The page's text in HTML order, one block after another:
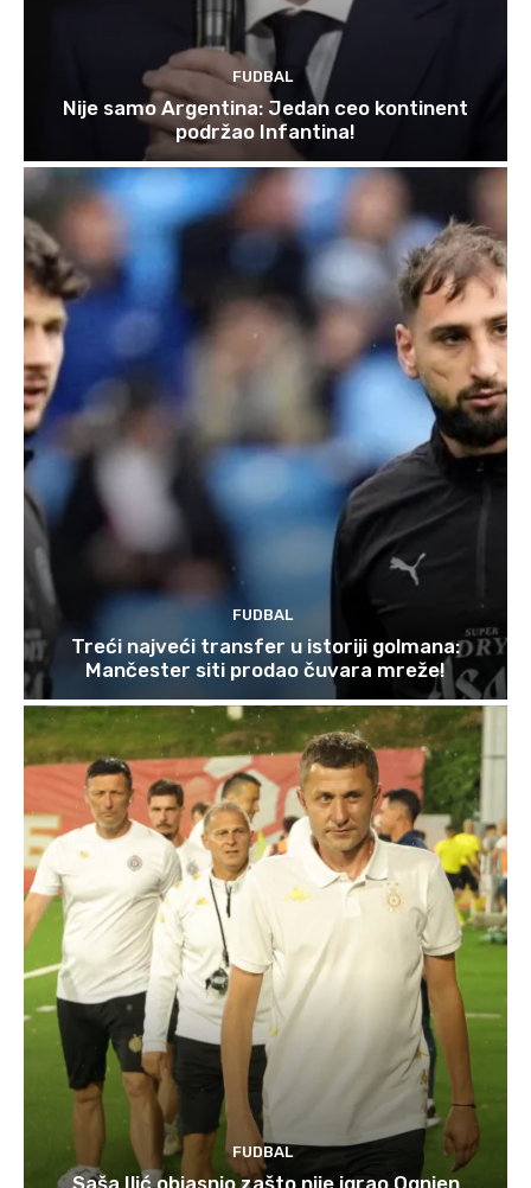
FUDBAL
Nije samo Argentina: Jedan ceo kontinent
podržao Infantina!
FUDBAL
Treći najveći transfer u istoriji golmana:
Mančester siti prodao čuvara mreže!
FUDBAL